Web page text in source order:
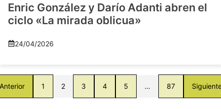
Enric González y Darío Adanti abren el
ciclo «La mirada oblicua»
24/04/2026
1 2 3 4 5 … 87